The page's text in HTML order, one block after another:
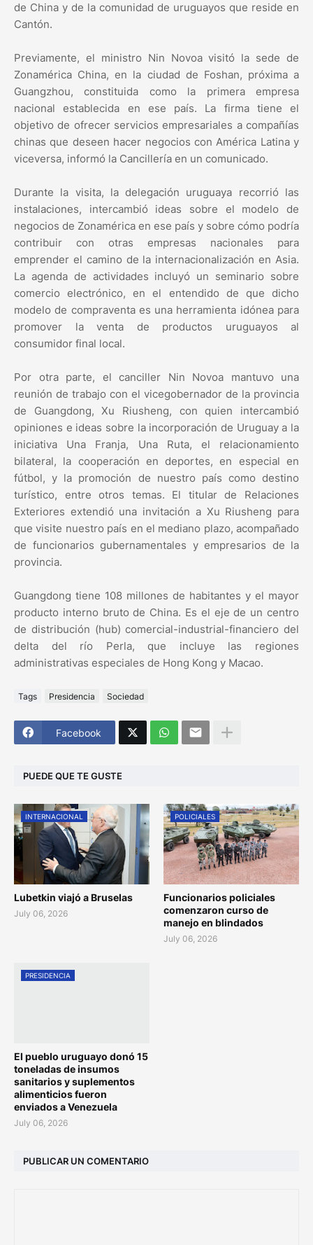
de China y de la comunidad de uruguayos que reside en
Cantón.
Previamente, el ministro Nin Novoa visitó la sede de
Zonamérica China, en la ciudad de Foshan, próxima a
Guangzhou, constituida como la primera empresa
nacional establecida en ese país. La firma tiene el
objetivo de ofrecer servicios empresariales a compañías
chinas que deseen hacer negocios con América Latina y
viceversa, informó la Cancillería en un comunicado.
Durante la visita, la delegación uruguaya recorrió las
instalaciones, intercambió ideas sobre el modelo de
negocios de Zonamérica en ese país y sobre cómo podría
contribuir con otras empresas nacionales para
emprender el camino de la internacionalización en Asia.
La agenda de actividades incluyó un seminario sobre
comercio electrónico, en el entendido de que dicho
modelo de compraventa es una herramienta idónea para
promover la venta de productos uruguayos al
consumidor final local.
Por otra parte, el canciller Nin Novoa mantuvo una
reunión de trabajo con el vicegobernador de la provincia
de Guangdong, Xu Riusheng, con quien intercambió
opiniones e ideas sobre la incorporación de Uruguay a la
iniciativa Una Franja, Una Ruta, el relacionamiento
bilateral, la cooperación en deportes, en especial en
fútbol, y la promoción de nuestro país como destino
turístico, entre otros temas. El titular de Relaciones
Exteriores extendió una invitación a Xu Riusheng para
que visite nuestro país en el mediano plazo, acompañado
de funcionarios gubernamentales y empresarios de la
provincia.
Guangdong tiene 108 millones de habitantes y el mayor
producto interno bruto de China. Es el eje de un centro
de distribución (hub) comercial-industrial-financiero del
delta del río Perla, que incluye las regiones
administrativas especiales de Hong Kong y Macao.
Tags Presidencia Sociedad
Facebook
PUEDE QUE TE GUSTE
INTERNACIONAL
Lubetkin viajó a Bruselas
July 06, 2026
POLICIALES
Funcionarios policiales
comenzaron curso de
manejo en blindados
July 06, 2026
PRESIDENCIA
El pueblo uruguayo donó 15
toneladas de insumos
sanitarios y suplementos
alimenticios fueron
enviados a Venezuela
July 06, 2026
PUBLICAR UN COMENTARIO